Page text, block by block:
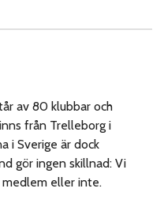
av 80 klubbar och
från Trelleborg i
i Sverige är dock
gör ingen skillnad: Vi
eller inte.